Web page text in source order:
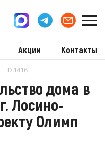
Акции Контакты
ID:1416
дома в
Лосино-
Олимп